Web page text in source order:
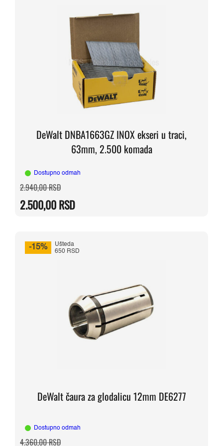
DeWalt DNBA1663GZ INOX ekseri u traci,
63mm, 2.500 komada
Dostupno odmah
2.940,00RSDOriginalna
cena
bila:
2.940,00 RSD.
2.500,00RSD
Trenutna
cena
2.500,00 RSD.
-15%
Ušteda
650 RSD
DeWalt čaura za glodalicu 12mm DE6277
Dostupno odmah
4.360,00RSDOriginalna
Trenutna